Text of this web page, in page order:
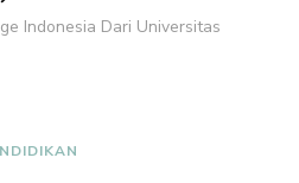
Indonesia Dari Universitas